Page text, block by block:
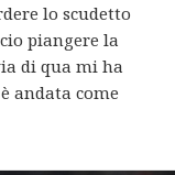
lo scudetto
piangere la
di qua mi ha
andata come